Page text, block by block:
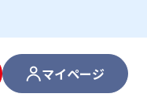
マイページ